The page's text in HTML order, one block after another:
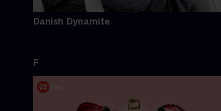
Danish Dynamite
F